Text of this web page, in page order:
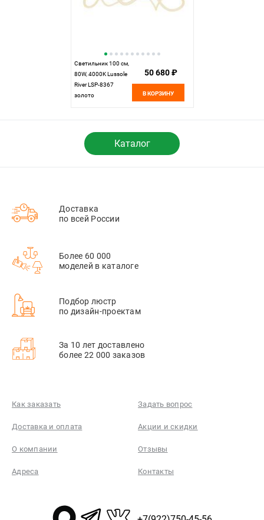
Светильник 100 см,
80W, 4000K Lussole
River LSP-8367
золото
50 680 ₽
В КОРЗИНУ
Каталог
Доставка
по всей России
Более 60 000
моделей в каталоге
Подбор люстр
по дизайн-проектам
За 10 лет доставлено
более 22 000 заказов
Как заказать Задать вопрос
Доставка и оплата Акции и скидки
О компании Отзывы
Адреса Контакты